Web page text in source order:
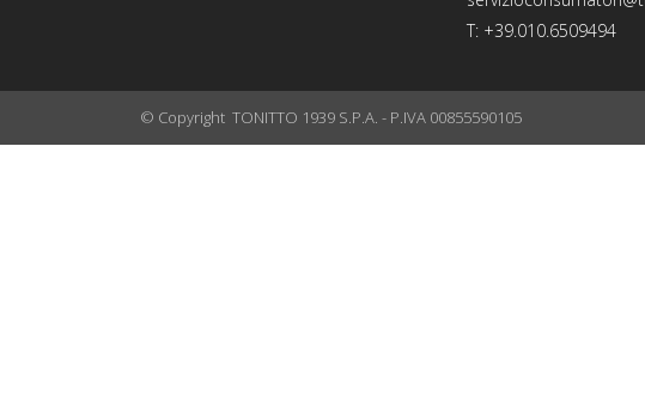
T: +39.010.6509494
© Copyright TONITTO 1939 S.P.A. - P.IVA 00855590105